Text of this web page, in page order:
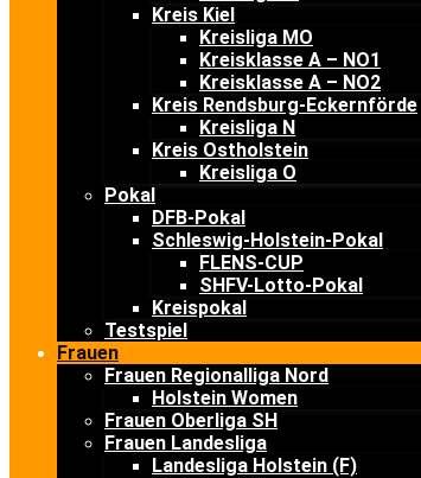
Kreis Kiel
Kreisliga MO
Kreisklasse A – NO1
Kreisklasse A – NO2
Kreis Rendsburg-Eckernförde
Kreisliga N
Kreis Ostholstein
Kreisliga O
Pokal
DFB-Pokal
Schleswig-Holstein-Pokal
FLENS-CUP
SHFV-Lotto-Pokal
Kreispokal
Testspiel
Frauen
Frauen Regionalliga Nord
Holstein Women
Frauen Oberliga SH
Frauen Landesliga
Landesliga Holstein (F)